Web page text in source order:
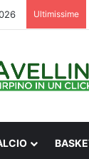
Ultimissime